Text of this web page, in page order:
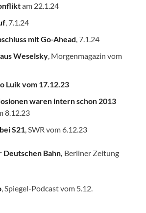
am 22.1.24
, 7.1.24
mit Go-Ahead , 7.1.24
Weselsky , Morgenmagazin vom
Luik vom 17.12.23
waren intern schon 2013
8.12.23
S21 , SWR vom 6.12.23
Deutschen Bahn Berliner Zeitung
, Spiegel-Podcast vom 5.12.